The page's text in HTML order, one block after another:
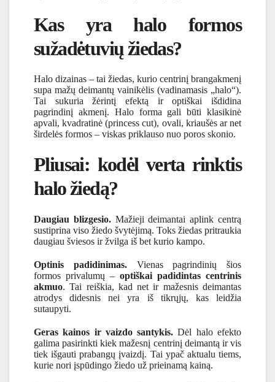
Kas yra halo formos
sužadėtuvių žiedas?
Halo dizainas – tai žiedas, kurio centrinį brangakmenį
supa mažų deimantų vainikėlis (vadinamasis „halo“).
Tai sukuria žėrintį efektą ir optiškai išdidina
pagrindinį akmenį. Halo forma gali būti klasikinė
apvali, kvadratinė (princess cut), ovali, kriaušės ar net
širdelės formos – viskas priklauso nuo poros skonio.
Pliusai: kodėl verta rinktis
halo žiedą?
Daugiau blizgesio. Mažieji deimantai aplink centrą
sustiprina viso žiedo švytėjimą. Toks žiedas pritraukia
daugiau šviesos ir žvilga iš bet kurio kampo.
Optinis padidinimas. Vienas pagrindinių šios
formos privalumų – optiškai padidintas centrinis
akmuo. Tai reiškia, kad net ir mažesnis deimantas
atrodys didesnis nei yra iš tikrųjų, kas leidžia
sutaupyti.
Geras kainos ir vaizdo santykis.Dėl halo efekto
galima pasirinkti kiek mažesnį centrinį deimantą ir vis
tiek išgauti prabangų įvaizdį. Tai ypač aktualu tiems,
kurie nori įspūdingo žiedo už prieinamą kainą.